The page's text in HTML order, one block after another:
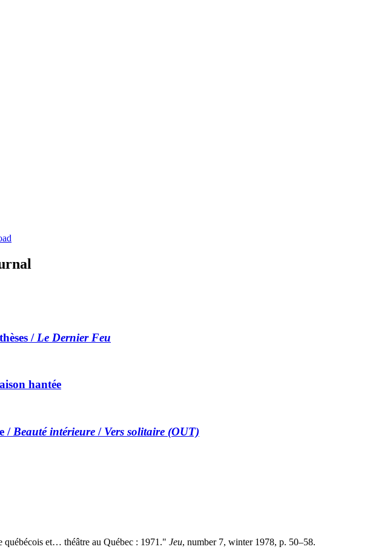
/ Le Dernier Feu
hantée
/ Beauté intérieure / Vers solitaire (OUT)
québécois et… théâtre au Québec : 1971." Jeu, number 7, winter 1978, p. 50–58.